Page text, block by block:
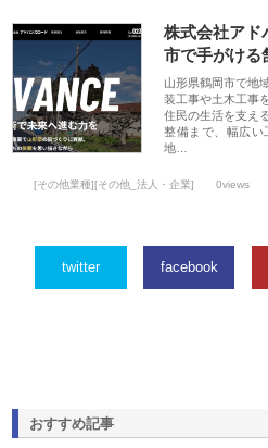
株式会社アド
市で手がける
山形県鶴岡市で地
装工事や土木工事
住民の生活を支え
整備まで、幅広い
地…
[その他業種][その他_法人・企業] 0views
twitter facebook
おすすめ記事